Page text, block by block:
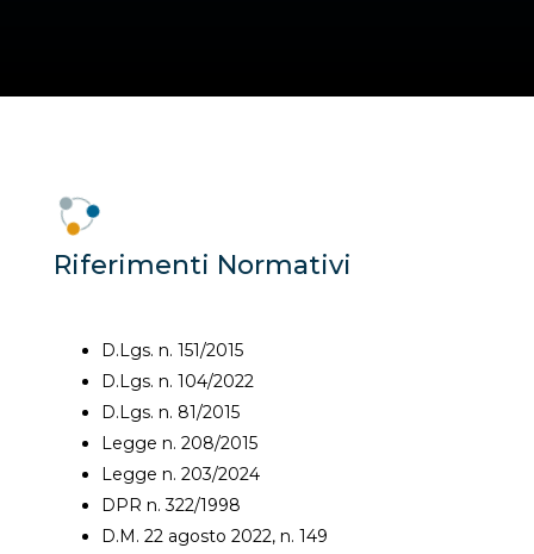
Riferimenti Normativi
D.Lgs. n. 151/2015
D.Lgs. n. 104/2022
D.Lgs. n. 81/2015
Legge n. 208/2015
Legge n. 203/2024
DPR n. 322/1998
D.M. 22 agosto 2022, n. 149